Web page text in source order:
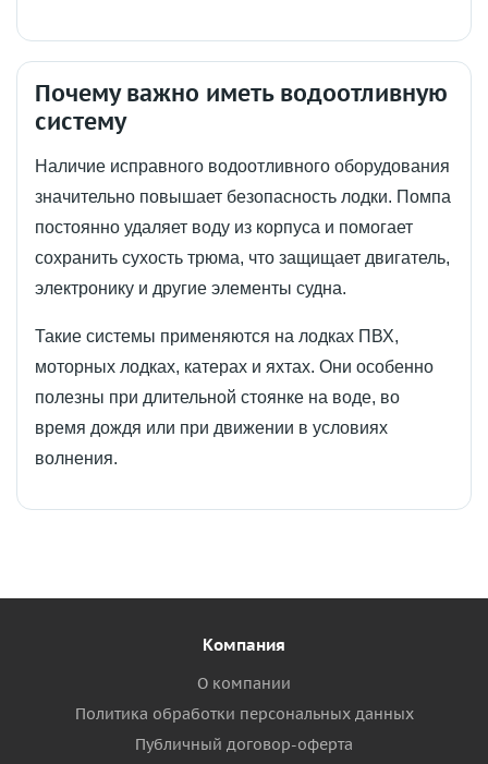
Почему важно иметь водоотливную
систему
Наличие исправного водоотливного оборудования
значительно повышает безопасность лодки. Помпа
постоянно удаляет воду из корпуса и помогает
сохранить сухость трюма, что защищает двигатель,
электронику и другие элементы судна.
Такие системы применяются на лодках ПВХ,
моторных лодках, катерах и яхтах. Они особенно
полезны при длительной стоянке на воде, во
время дождя или при движении в условиях
волнения.
Компания
О компании
Политика обработки персональных данных
Публичный договор-оферта